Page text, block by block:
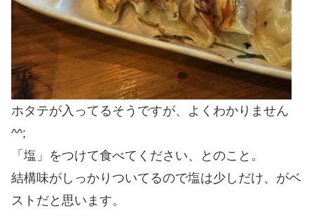
ホタテが入ってるそうですが、よくわかりません
^^;
「塩」をつけて食べてください、とのこと。
結構味がしっかりついてるので塩は少しだけ、がベ
ストだと思います。